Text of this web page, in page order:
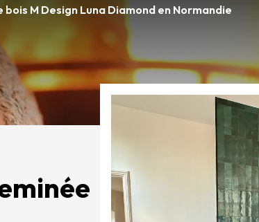
CUISINIÈRES BOIS
BRASEROS ET CHEMINÉES
M Design Luna Diamond en Normandie